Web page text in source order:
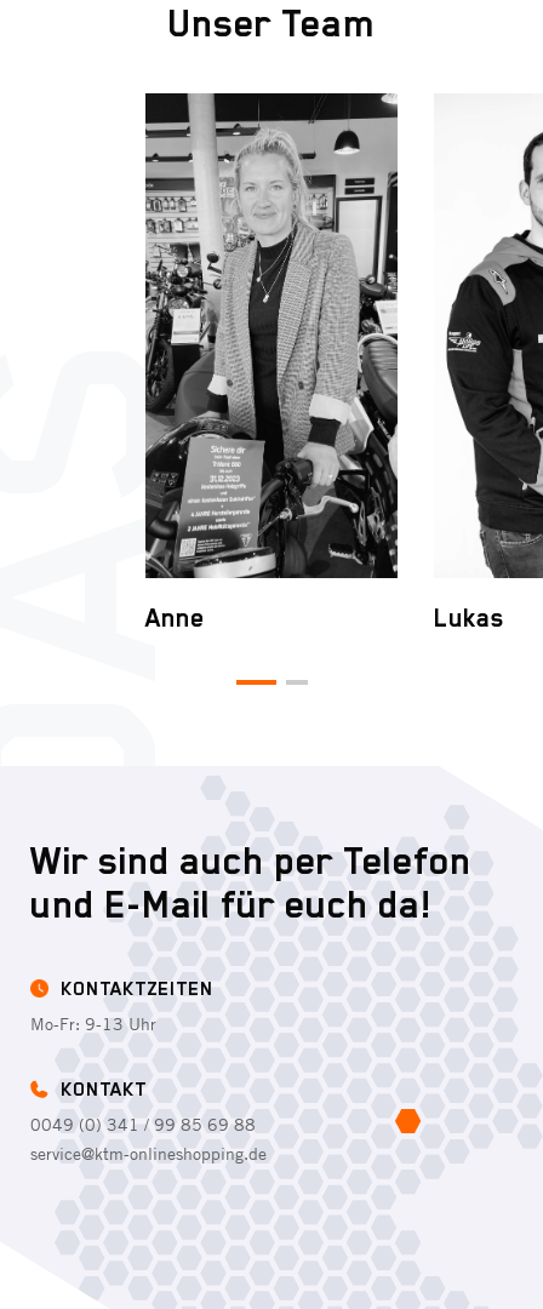
Unser Team
Anne Lukas
Wir sind auch per Telefon
und E-Mail für euch da!
KONTAKTZEITEN
Mo-Fr: 9-13 Uhr
KONTAKT
0049 (0) 341 / 99 85 69 88
service@ktm-onlineshopping.de